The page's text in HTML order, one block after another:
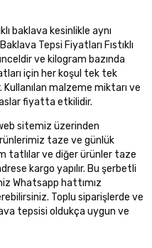
baklava kesinlikle aynı
Tepsi Fiyatları Fıstıklı
ve kilogram bazında
için her koşul tek tek
malzeme miktarı ve
fiyatta etkilidir.
sitemiz üzerinden
taze ve günlük
tatlılar ve diğer ürünler taze
kargo yapılır. Bu şerbetli
Whatsapp hattımız
Toplu siparişlerde ve
tepsisi oldukça uygun ve